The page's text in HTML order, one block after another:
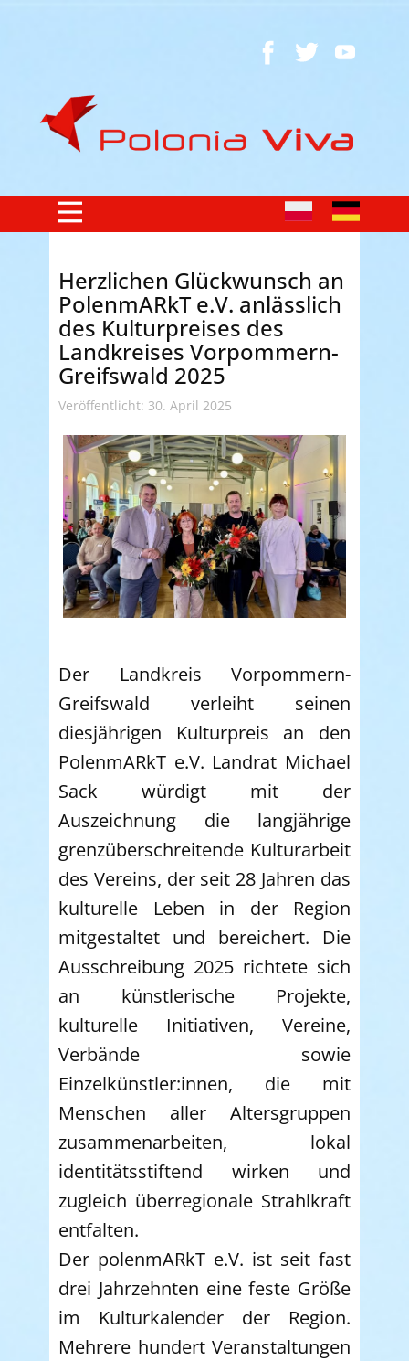
Herzlichen Glückwunsch an
PolenmARkT e.V. anlässlich
des Kulturpreises des
Landkreises Vorpommern-
Greifswald 2025
Veröffentlicht: 30. April 2025
Der Landkreis Vorpommern-
Greifswald verleiht seinen
diesjährigen Kulturpreis an den
PolenmARkT e.V. Landrat Michael
Sack würdigt mit der
Auszeichnung die langjährige
grenzüberschreitende Kulturarbeit
des Vereins, der seit 28 Jahren das
kulturelle Leben in der Region
mitgestaltet und bereichert. Die
Ausschreibung 2025 richtete sich
an künstlerische Projekte,
kulturelle Initiativen, Vereine,
Verbände sowie
Einzelkünstler:innen, die mit
Menschen aller Altersgruppen
zusammenarbeiten, lokal
identitätsstiftend wirken und
zugleich überregionale Strahlkraft
entfalten.
Der polenmARkT e.V. ist seit fast
drei Jahrzehnten eine feste Größe
im Kulturkalender der Region.
Mehrere hundert Veranstaltungen